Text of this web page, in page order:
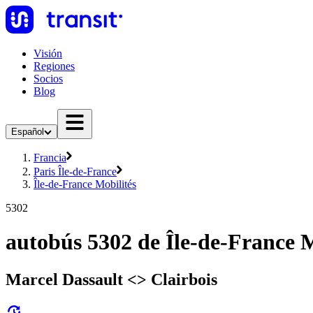
Visión
Regiones
Socios
Blog
Español
Francia
Paris Île-de-France
Île-de-France Mobilités
5302
autobús 5302 de Île-de-France
Marcel Dassault <> Clairbois